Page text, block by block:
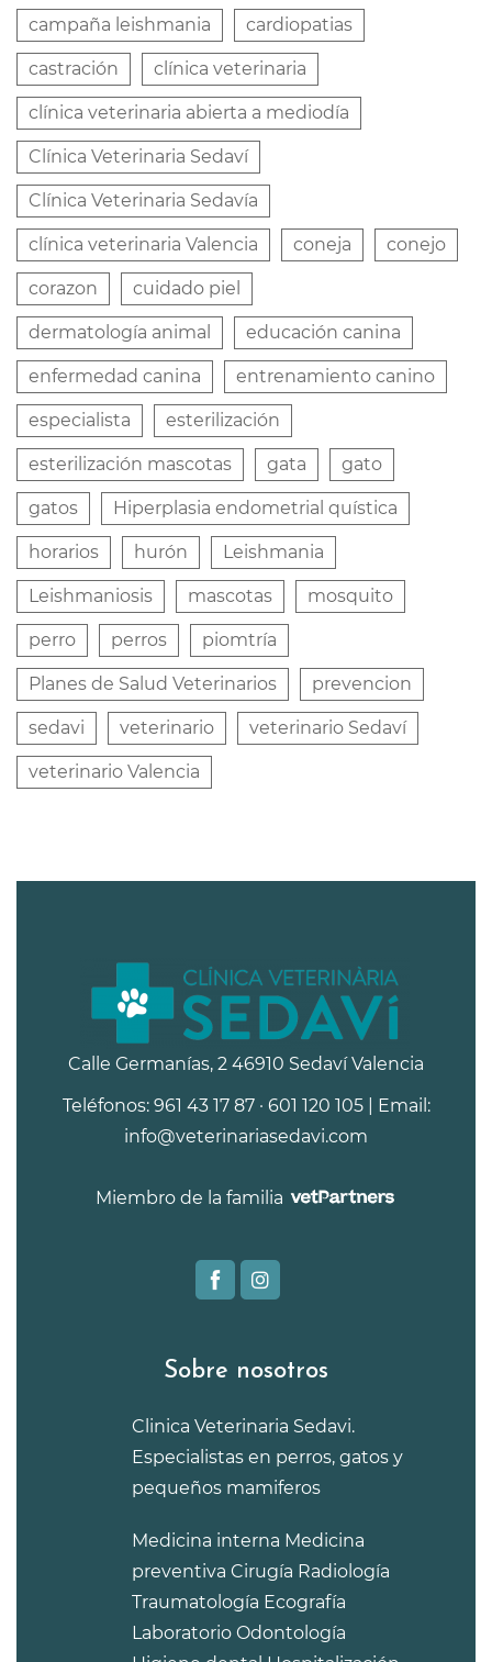
campaña leishmania cardiopatias
castración clínica veterinaria
clínica veterinaria abierta a mediodía
Clínica Veterinaria Sedaví
Clínica Veterinaria Sedavía
clínica veterinaria Valencia coneja conejo
corazon cuidado piel
dermatología animal educación canina
enfermedad canina entrenamiento canino
especialista esterilización
esterilización mascotas gata gato
gatos Hiperplasia endometrial quística
horarios hurón Leishmania
Leishmaniosis mascotas mosquito
perro perros piomtría
Planes de Salud Veterinarios prevencion
sedavi veterinario veterinario Sedaví
veterinario Valencia
Calle Germanías, 2 46910 Sedaví Valencia
Teléfonos: 961 43 17 87 · 601 120 105 | Email:
info@veterinariasedavi.com
Miembro de la familia
Sobre nosotros
Clinica Veterinaria Sedavi.
Especialistas en perros, gatos y
pequeños mamiferos
Medicina interna Medicina
preventiva Cirugía Radiología
Traumatología Ecografía
Laboratorio Odontología